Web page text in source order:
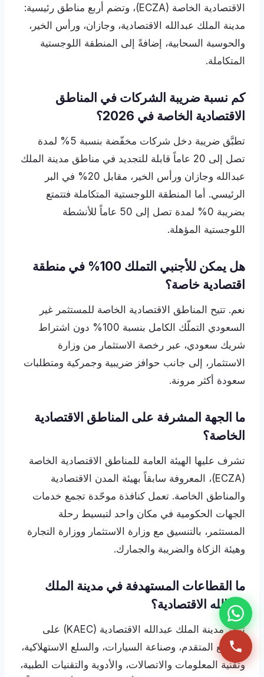
الاقتصادية الخاصة (ECZA)، وتضم أربع مناطق رئيسية:
مدينة الملك عبدالله الاقتصادية، وجازان، ورأس الخير،
والحوسبة السحابية، إضافةً إلى المنطقة اللوجستية
المتكاملة.
كم نسبة ضريبة الشركات في المناطق
الاقتصادية الخاصة في 2026؟
تطبَّق ضريبة دخل شركات مخفّضة بنسبة 5% لمدة
تصل إلى 20 عاماً قابلة للتجديد في مناطق مدينة الملك
عبدالله وجازان ورأس الخير، مقابل 20% في البر
الرئيسي. أما المنطقة اللوجستية المتكاملة فتتمتع
بضريبة 0% لمدة تصل إلى 50 عاماً للأنشطة
اللوجستية المؤهلة.
هل يمكن للأجنبي التملك 100% في منطقة
اقتصادية خاصة؟
نعم. تتيح المناطق الاقتصادية الخاصة للمستثمر غير
السعودي التملّك الكامل بنسبة 100% دون اشتراط
شريك سعودي، عبر رخصة الاستثمار من وزارة
الاستثمار، إلى جانب حوافز ضريبية وجمركية ومتطلبات
سعودة أكثر مرونة.
ما الجهة المشرفة على المناطق الاقتصادية
الخاصة؟
تشرف عليها الهيئة العامة للمناطق الاقتصادية الخاصة
(ECZA)، المعروفة سابقاً بهيئة المدن الاقتصادية
والمناطق الخاصة. تعمل كنافذة موحّدة تجمع خدمات
الجهات الحكومية في مكان واحد لتبسيط رحلة
المستثمر، بالتنسيق مع وزارة الاستثمار ووزارة التجارة
وهيئة الزكاة والضريبة والجمارك.
ما القطاعات المستهدفة في مدينة الملك
عبدالله الاقتصادية؟
تركّز مدينة الملك عبدالله الاقتصادية (KAEC) على
التصنيع المتقدم، وصناعة السيارات، والسلع الاستهلاكية،
وتقنية المعلومات والاتصالات، والأدوية والتقنيات الطبية،